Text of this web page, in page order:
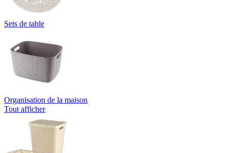
Sets de table
Organisation de la maison
Tout afficher